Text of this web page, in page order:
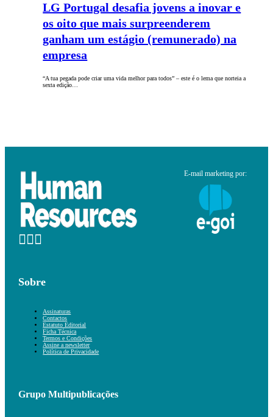
LG Portugal desafia jovens a inovar e
os oito que mais surpreenderem
ganham um estágio (remunerado) na
empresa
“A tua pegada pode criar uma vida melhor para todos” – este é o lema que norteia a
sexta edição…
E-mail marketing por:
Sobre
Assinaturas
Contactos
Estatuto Editorial
Ficha Técnica
Termos e Condições
Assine a newsletter
Política de Privacidade
Grupo Multipublicações